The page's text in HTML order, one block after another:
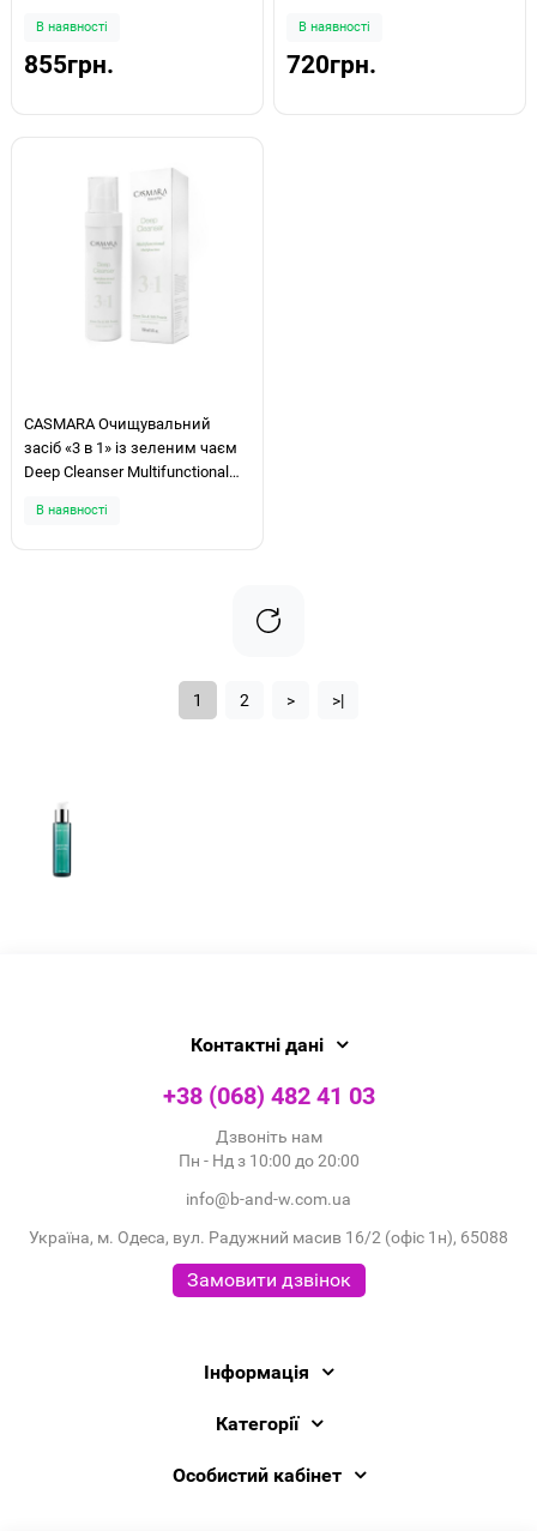
В наявності
855грн.
В наявності
720грн.
CASMARA Очищувальний
засіб «3 в 1» із зеленим чаєм
Deep Cleanser Multifunctional
В наявності
1 2 > >|
Контактні дані
+38 (068) 482 41 03
Дзвоніть нам
Пн - Нд з 10:00 до 20:00
info@b-and-w.com.ua
Україна, м. Одеса, вул. Радужний масив 16/2 (офіс 1н), 65088
Замовити дзвінок
Інформація
Категорії
Особистий кабінет